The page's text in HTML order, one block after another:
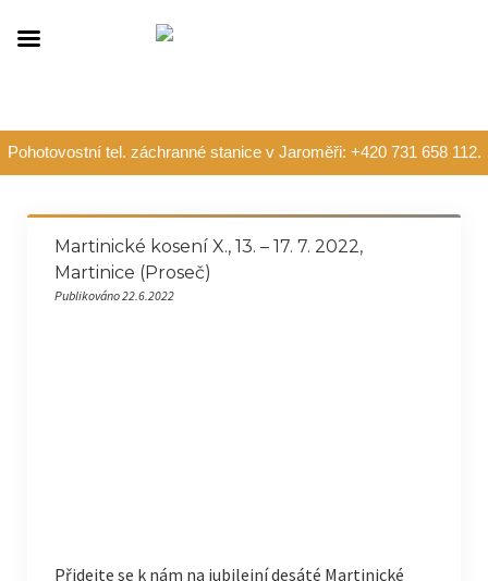
Pohotovostní tel. záchranné stanice v Jaroměři: +420 731 658 112.
Martinické kosení X., 13. – 17. 7. 2022,
Martinice (Proseč)
Publikováno 22.6.2022
Přidejte se k nám na jubilejní desáté Martinické